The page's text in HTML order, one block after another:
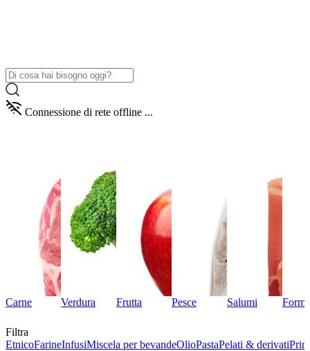
Connessione di rete offline ...
Carne Verdura Frutta Pesce Salumi
Filtra
EtnicoFarineInfusiMiscela per bevandeOlioPastaPelati & derivati